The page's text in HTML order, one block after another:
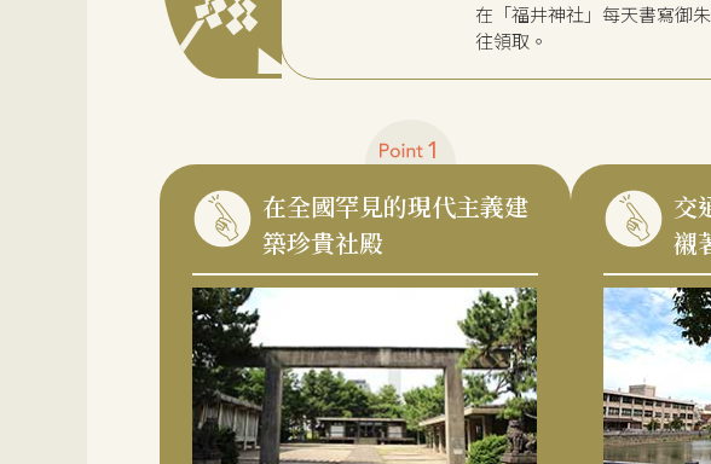
在「福井神社」每天書寫御
往領取。
在全國罕見的現代主義建
築珍貴社殿
交
襯